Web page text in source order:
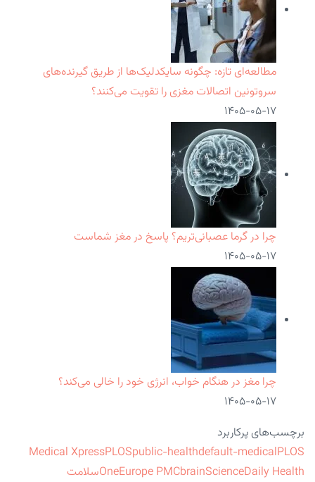
مطالعه‌ای تازه: چگونه سایکدلیک‌ها از طریق گیرنده‌های
سروتونین اتصالات مغزی را تقویت می‌کنند؟
۱۴۰۵-۰۵-۱۷
چرا در گرما عصبانی‌تریم؟ پاسخ در مغز شماست
۱۴۰۵-۰۵-۱۷
چرا مغز در هنگام خواب، انرژی خود را خالی می‌کند؟
۱۴۰۵-۰۵-۱۷
برچسب‌های پرکاربرد
Medical XpressPLOSpublic-healthdefault-medicalPLOS
OneEurope PMCbrainScienceDaily Health
سلامت